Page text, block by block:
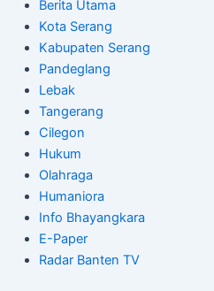
Berita Utama
Kota Serang
Kabupaten Serang
Pandeglang
Lebak
Tangerang
Cilegon
Hukum
Olahraga
Humaniora
Info Bhayangkara
E-Paper
Radar Banten TV